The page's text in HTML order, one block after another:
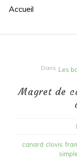
Accueil
Dans Les
Magret de
canard clovis